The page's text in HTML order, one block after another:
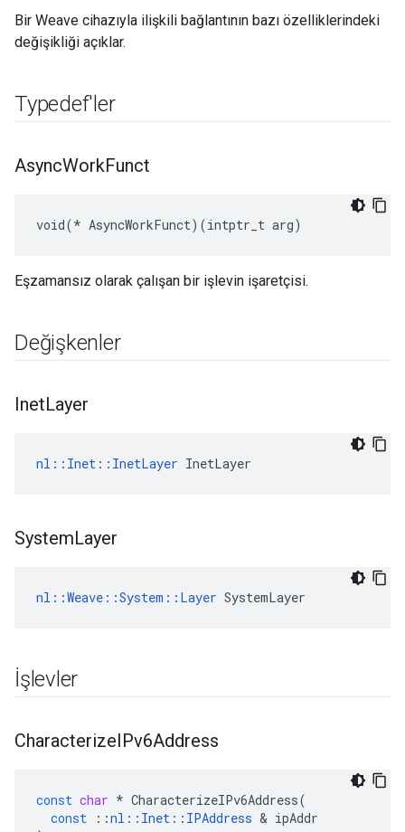
Bir Weave cihazıyla ilişkili bağlantının bazı özelliklerindeki
değişikliği açıklar.
Typedef'ler
AsyncWorkFunct
void(* AsyncWorkFunct)(intptr_t arg)
Eşzamansız olarak çalışan bir işlevin işaretçisi.
Değişkenler
InetLayer
nl::Inet::InetLayer InetLayer
SystemLayer
nl::Weave::System::Layer SystemLayer
İşlevler
CharacterizeIPv6Address
const char * CharacterizeIPv6Address(
const
::nl :: Inet :: IPAddress & ipAddr